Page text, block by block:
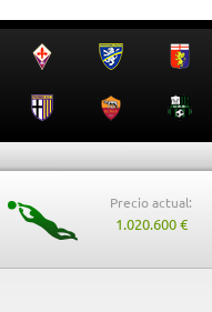
Precio actual:
1.020.600 €